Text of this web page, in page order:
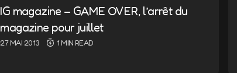
IG magazine – GAME OVER, l’arrêt du
magazine pour juillet
27 MAI 2013 1 MIN READ